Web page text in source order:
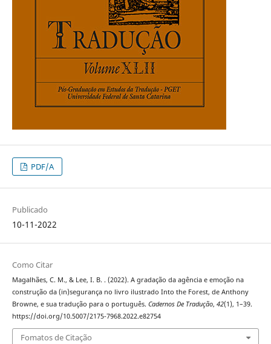
PDF/A
Publicado
10-11-2022
Como Citar
Magalhães, C. M., & Lee, I. B. . (2022). A gradação da agência e emoção na
construção da (in)segurança no livro ilustrado Into the Forest, de Anthony
Browne, e sua tradução para o português. Cadernos De Tradução, 42(1), 1–39.
https://doi.org/10.5007/2175-7968.2022.e82754
Fomatos de Citação